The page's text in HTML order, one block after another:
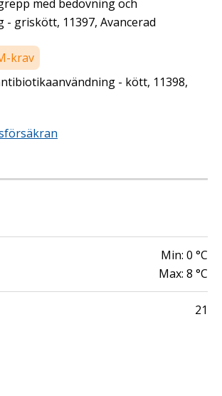
med bedövning och
griskött, 11397, Avancerad
krav
- kött, 11398,
Min: 0 °C
Max: 8 °C
21